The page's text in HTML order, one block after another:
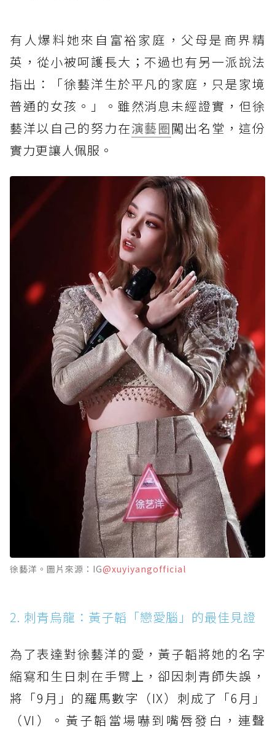
有人爆料她來自富裕家庭，父母是商界精
英，從小被呵護長大；不過也有另一派說法
指出：「徐藝洋生於平凡的家庭，只是家境
普通的女孩。」。雖然消息未經證實，但徐
藝洋以自己的努力在演藝圈闖出名堂，這份
實力更讓人佩服。
徐藝洋。圖片來源：IG@xuyiyangofficial
2. 刺青烏龍：黃子韜「戀愛腦」的最佳見證
為了表達對徐藝洋的愛，黃子韜將她的名字
縮寫和生日刺在手臂上，卻因刺青師失誤，
將「9月」的羅馬數字（IX）刺成了「6月」
（VI）。黃子韜當場嚇到嘴唇發白，連聲